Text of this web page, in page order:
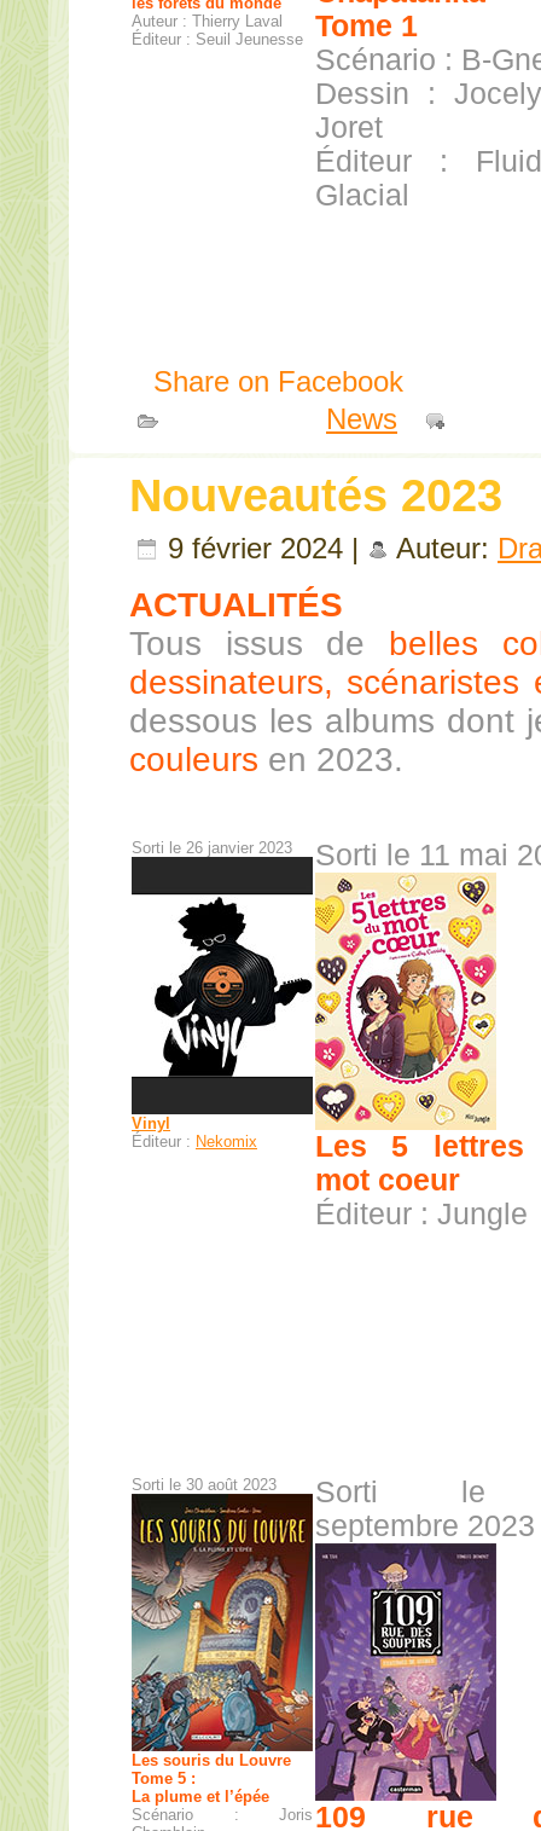
Auteur : Thierry Laval
Éditeur : Seuil Jeunesse
Tome 1
Scénario : B-
Dessin :
Joret
Éditeur :
Glacial
Share on Facebook
News
Nouveautés 2023
9 février 2024 | Auteur:
ACTUALITÉS
Tous issus de belles
dessinateurs, scénaristes
dessous les albums dont
couleurs en 2023.
Sorti le 26 janvier 2023
Vinyl
Éditeur : Nekomix
Sorti le 11 mai
Les 5 lettres
mot coeur
Éditeur : Jungle
Sorti le 30 août 2023
Les souris du Louvre
Tome 5 :
La plume et l’épée
Scénario : Joris
Sorti le
septembre 2023
109 rue